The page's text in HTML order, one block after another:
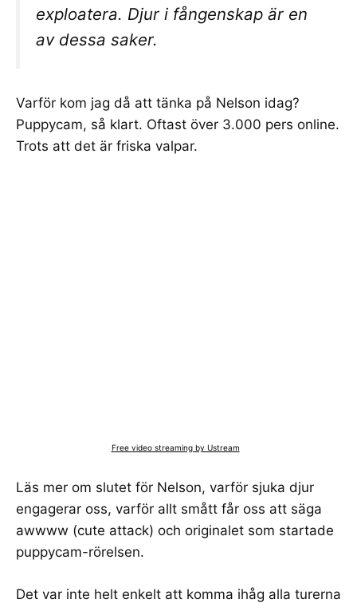
exploatera. Djur i fångenskap är en
av dessa saker.
Varför kom jag då att tänka på Nelson idag?
Puppycam, så klart. Oftast över 3.000 pers online.
Trots att det är friska valpar.
Free video streaming by Ustream
Läs mer om slutet för Nelson, varför sjuka djur
engagerar oss, varför allt smått får oss att säga
awwww (cute attack) och originalet som startade
puppycam-rörelsen.
Det var inte helt enkelt att komma ihåg alla turerna